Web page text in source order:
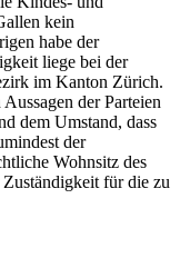
kein
habe der
liege bei der
im Kanton Zürich.
der Parteien
dem Umstand, dass
der
Wohnsitz des
für die zu